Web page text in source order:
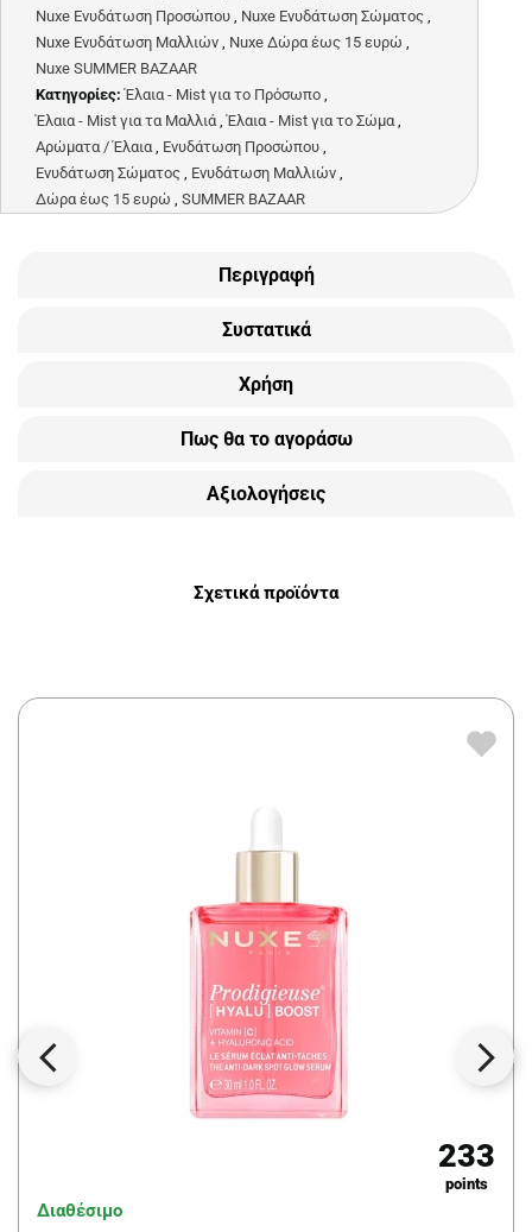
Nuxe Ενυδάτωση Προσώπου , Nuxe Ενυδάτωση Σώματος ,
Nuxe Ενυδάτωση Μαλλιών , Nuxe Δώρα έως 15 ευρώ ,
Nuxe SUMMER BAZAAR
Κατηγορίες: Έλαια - Mist για το Πρόσωπο ,
Έλαια - Mist για τα Μαλλιά,Έλαια - Mist για το Σώμα,
Αρώματα / Έλαια, Ενυδάτωση Προσώπου ,
Ενυδάτωση Σώματος , Ενυδάτωση Μαλλιών ,
Δώρα έως 15 ευρώ , SUMMER BAZAAR
Περιγραφή
Συστατικά
Χρήση
Πως θα το αγοράσω
Αξιολογήσεις
Σχετικά προϊόντα
233
points
Διαθέσιμο